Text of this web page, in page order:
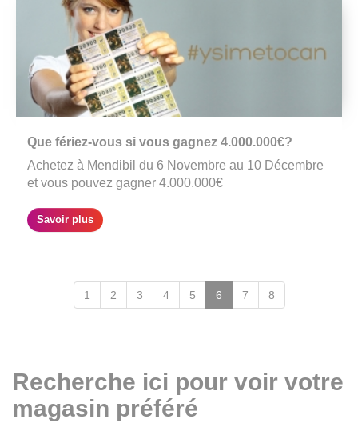
Que fériez-vous si vous gagnez 4.000.000€?
Achetez à Mendibil du 6 Novembre au 10 Décembre
et vous pouvez gagner 4.000.000€
Savoir plus
1 2 3 4 5 6(page
en
7 8
Recherche ici pour voir votre
magasin préféré